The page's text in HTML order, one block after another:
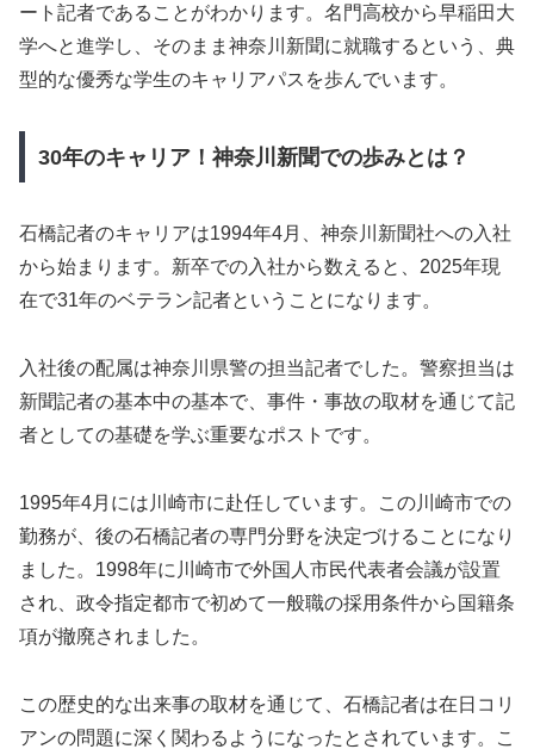
ート記者であることがわかります。名門高校から早稲田大
学へと進学し、そのまま神奈川新聞に就職するという、典
型的な優秀な学生のキャリアパスを歩んでいます。
30年のキャリア！神奈川新聞での歩みとは？
石橋記者のキャリアは1994年4月、神奈川新聞社への入社
から始まります。新卒での入社から数えると、2025年現
在で31年のベテラン記者ということになります。
入社後の配属は神奈川県警の担当記者でした。警察担当は
新聞記者の基本中の基本で、事件・事故の取材を通じて記
者としての基礎を学ぶ重要なポストです。
1995年4月には川崎市に赴任しています。この川崎市での
勤務が、後の石橋記者の専門分野を決定づけることになり
ました。1998年に川崎市で外国人市民代表者会議が設置
され、政令指定都市で初めて一般職の採用条件から国籍条
項が撤廃されました。
この歴史的な出来事の取材を通じて、石橋記者は在日コリ
アンの問題に深く関わるようになったとされています。こ